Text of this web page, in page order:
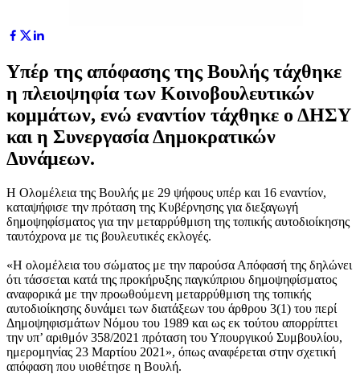
Υπέρ της απόφασης της Βουλής τάχθηκε
η πλειοψηφία των Κοινοβουλευτικών
κομμάτων, ενώ εναντίον τάχθηκε ο ΔΗΣΥ
και η Συνεργασία Δημοκρατικών
Δυνάμεων.
Η Ολομέλεια της Βουλής με 29 ψήφους υπέρ και 16 εναντίον,
καταψήφισε την πρόταση της Κυβέρνησης για διεξαγωγή
δημοψηφίσματος για την μεταρρύθμιση της τοπικής αυτοδιοίκησης
ταυτόχρονα με τις βουλευτικές εκλογές.
«Η ολομέλεια του σώματος με την παρούσα Απόφασή της δηλώνει
ότι τάσσεται κατά της προκήρυξης παγκύπριου δημοψηφίσματος
αναφορικά με την προωθούμενη μεταρρύθμιση της τοπικής
αυτοδιοίκησης δυνάμει των διατάξεων του άρθρου 3(1) του περί
Δημοψηφισμάτων Νόμου του 1989 και ως εκ τούτου απορρίπτει
την υπ’ αριθμόν 358/2021 πρόταση του Υπουργικού Συμβουλίου,
ημερομηνίας 23 Μαρτίου 2021», όπως αναφέρεται στην σχετική
απόφαση που υιοθέτησε η Βουλή.